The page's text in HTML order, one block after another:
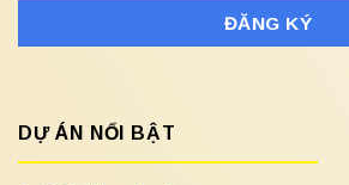
DỰ ÁN NỔI BẬT